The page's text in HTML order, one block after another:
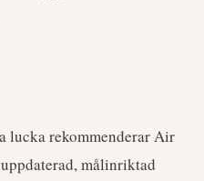
lucka rekommenderar Air
målinriktad